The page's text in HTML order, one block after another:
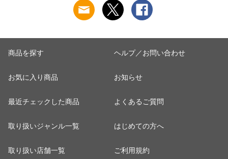
ゼント 敬老の日 男
性用 安眠サポート
ー
商品を探す
お気に入り商品
最近チェックした商品
取り扱いジャンル一覧
取り扱い店舗一覧
ヘルプ／お問い合わせ
お知らせ
よくあるご質問
はじめての方へ
ご利用規約